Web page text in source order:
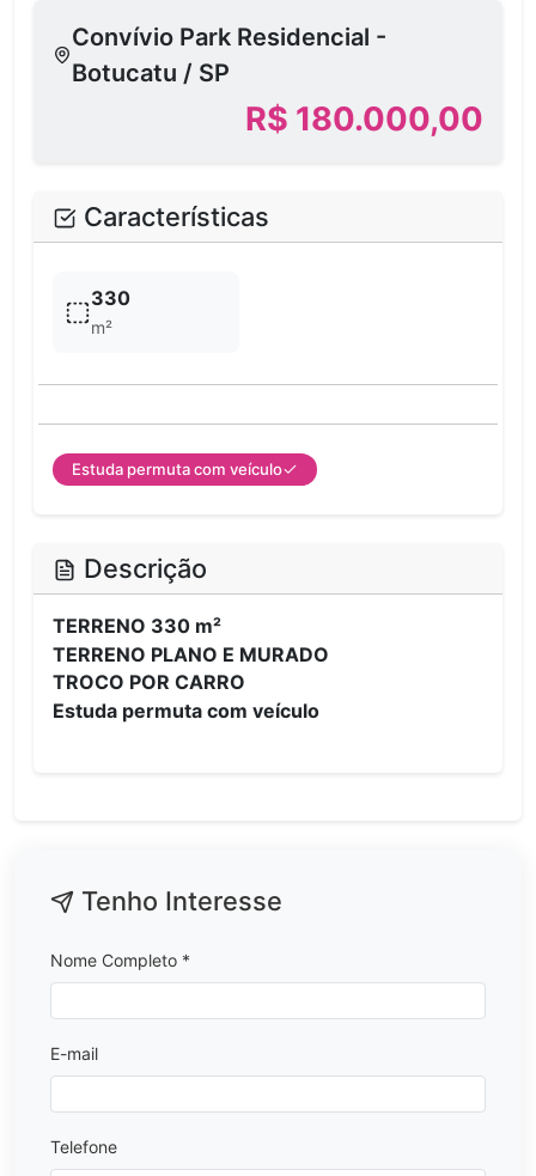
Convívio Park Residencial -
Botucatu / SP
R$ 180.000,00
Características
330
m²
Estuda permuta com veículo
Descrição
TERRENO 330 m²
TERRENO PLANO E MURADO
TROCO POR CARRO
Estuda permuta com veículo
Tenho Interesse
Nome Completo *
E-mail
Telefone